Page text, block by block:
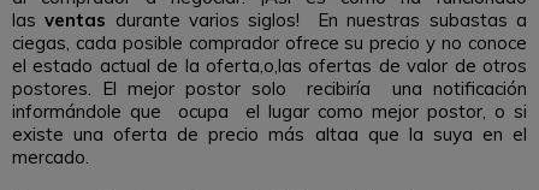
lasventas durante varios siglos! En nuestras subastas a
ciegas, cada posible comprador ofrece su precio y no conoce
el estado actual de la oferta,o,las ofertas de valor de otros
postores. El mejor postor solo recibiría una notificación
informándole que ocupa el lugar como mejor postor, o si
existe una oferta de precio más altaa que la suya en el
mercado.